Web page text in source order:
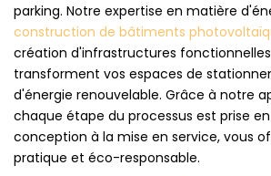
parking. Notre expertise en matière
construction de bâtiments
création d'infrastructures
transforment vos espaces de
d'énergie renouvelable. Grâce à notre
chaque étape du processus est prise
conception à la mise en service, vous
pratique et éco-responsable.